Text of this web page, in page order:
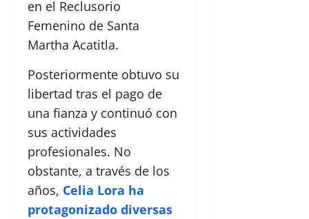
en el Reclusorio
Femenino de Santa
Martha Acatitla.
Posteriormente obtuvo su
libertad tras el pago de
una fianza y continuó con
sus actividades
profesionales. No
obstante, a través de los
años, Celia Lora ha
protagonizado diversas